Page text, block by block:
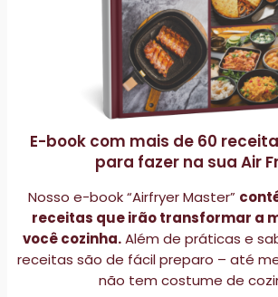
E-book com mais de 60
para fazer na sua Air
Nosso e-book “Airfryer Master”
receitas que irão transformar a
você cozinha.Além de práticas e
receitas são de fácil preparo – até
não tem costume de